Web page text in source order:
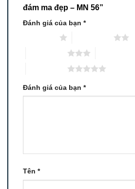
đám ma đẹp – MN 56”
Đánh giá của bạn *
Đánh giá của bạn *
Tên *